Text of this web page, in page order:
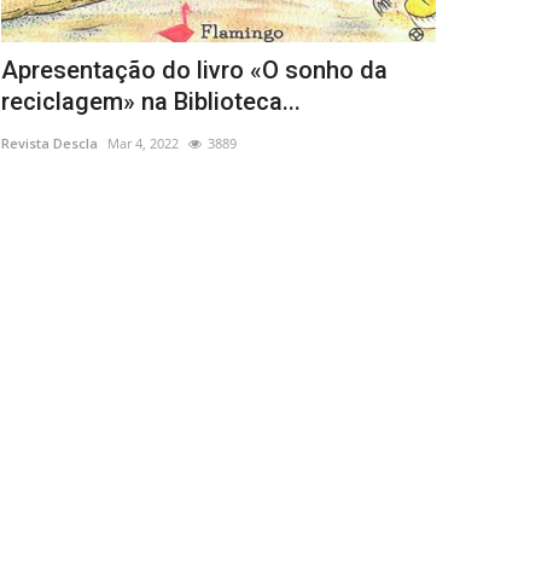
Apresentação do livro «O sonho da
reciclagem» na Biblioteca...
Revista Descla Mar 4, 2022 3889